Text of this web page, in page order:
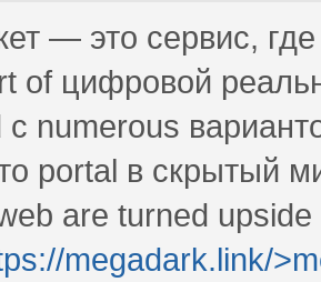
— это сервис,
of цифровой
numerous
portal в скрытый
are turned upside
megadark.link/